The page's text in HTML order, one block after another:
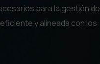
para la gestión de
y alineada con los